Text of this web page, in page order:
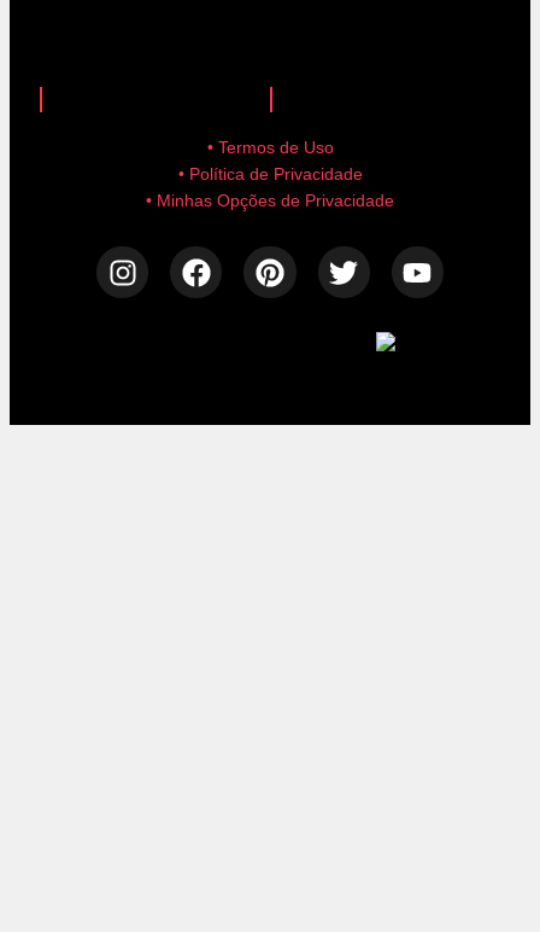
• Termos de Uso
• Política de Privacidade
• Minhas Opções de Privacidade